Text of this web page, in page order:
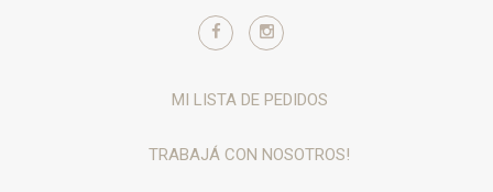
MI LISTA DE PEDIDOS
TRABAJÁ CON NOSOTROS!